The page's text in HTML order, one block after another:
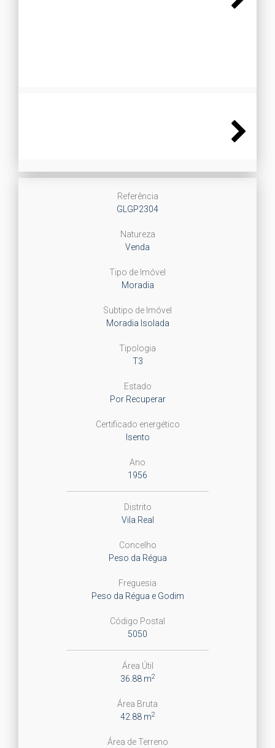
Referência
GLGP2304
Natureza
Venda
Tipo de Imóvel
Moradia
Subtipo de Imóvel
Moradia Isolada
Tipologia
T3
Estado
Por Recuperar
Certificado energético
Isento
Ano
1956
Distrito
Vila Real
Concelho
Peso da Régua
Freguesia
Peso da Régua e Godim
Código Postal
5050
Área Útil
36.88 m2
Área Bruta
42.88 m2
Área de Terreno